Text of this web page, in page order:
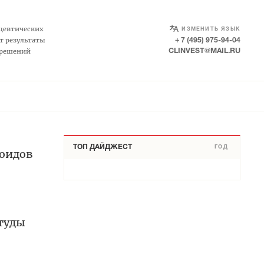
результаты
ИЗМЕНИТЬ ЯЗЫК
SELECT LANGUAGE
+ 7 (495) 975-94-04
CLINVEST@MAIL.RU
ТОП ДАЙДЖЕСТ ГОД